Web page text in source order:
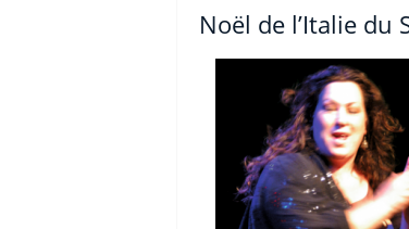
Noël de l’Italie du